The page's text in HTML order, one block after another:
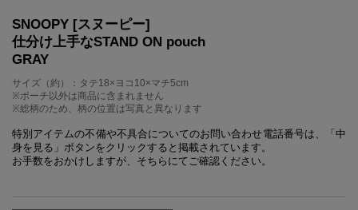
SNOOPY [スヌーピー]
仕分け上手なSTAND ON pouch
GRAY
サイズ（約）：タテ18×ヨコ10×マチ5cm
※ポーチ以外は商品に含まれません
※総柄のため、柄の位置は写真と異なります
特別アイテムの不備や不具合についてのお問い合わせ電話番号は、「中
身を見る」ボタンをクリックすると掲載されています。
お手数をおかけしますが、そちらにてご確認ください。